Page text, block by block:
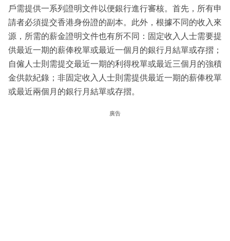
戶需提供一系列證明文件以便銀行進行審核。首先，所有申
請者必須提交香港身份證的副本。此外，根據不同的收入來
源，所需的薪金證明文件也有所不同：固定收入人士需要提
供最近一期的薪俸稅單或最近一個月的銀行月結單或存摺；
自僱人士則需提交最近一期的利得稅單或最近三個月的強積
金供款紀錄；非固定收入人士則需提供最近一期的薪俸稅單
或最近兩個月的銀行月結單或存摺。
廣告